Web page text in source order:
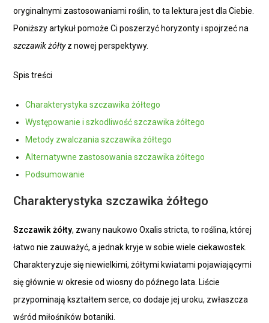
oryginalnymi zastosowaniami roślin, to ta lektura jest dla Ciebie.
Poniższy artykuł pomoże Ci poszerzyć horyzonty i spojrzeć na
szczawik żółtyz nowej perspektywy.
Spis treści
Charakterystyka szczawika żółtego
Występowanie i szkodliwość szczawika żółtego
Metody zwalczania szczawika żółtego
Alternatywne zastosowania szczawika żółtego
Podsumowanie
Charakterystyka szczawika żółtego
Szczawik żółty, zwany naukowo Oxalis stricta, to roślina, której
łatwo nie zauważyć, a jednak kryje w sobie wiele ciekawostek.
Charakteryzuje się niewielkimi, żółtymi kwiatami pojawiającymi
się głównie w okresie od wiosny do późnego lata. Liście
przypominają kształtem serce, co dodaje jej uroku, zwłaszcza
wśród miłośników botaniki.